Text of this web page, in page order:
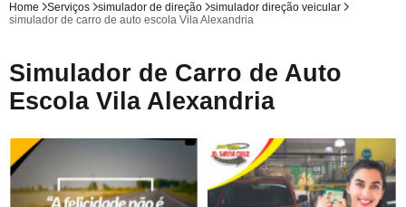
Home Serviços simulador de direção
simulador direção veicular
simulador de carro de auto escola Vila Alexandria
Simulador de Carro de Auto
Escola Vila Alexandria